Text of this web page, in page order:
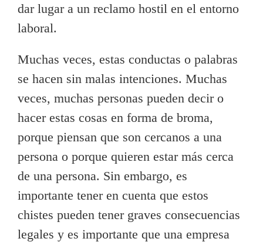
dar lugar a un reclamo hostil en el entorno
laboral.
Muchas veces, estas conductas o palabras
se hacen sin malas intenciones. Muchas
veces, muchas personas pueden decir o
hacer estas cosas en forma de broma,
porque piensan que son cercanos a una
persona o porque quieren estar más cerca
de una persona. Sin embargo, es
importante tener en cuenta que estos
chistes pueden tener graves consecuencias
legales y es importante que una empresa